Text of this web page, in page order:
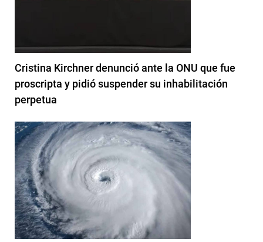
Cristina Kirchner denunció ante la ONU que fue
proscripta y pidió suspender su inhabilitación
perpetua